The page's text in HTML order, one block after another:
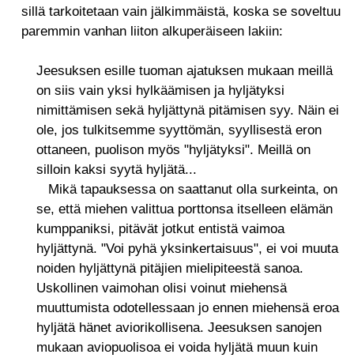
sillä tarkoitetaan vain jälkimmäistä, koska se soveltuu
paremmin vanhan liiton alkuperäiseen lakiin:
Jeesuksen esille tuoman ajatuksen mukaan meillä
on siis vain yksi hylkäämisen ja hyljätyksi
nimittämisen sekä hyljättynä pitämisen syy. Näin ei
ole, jos tulkitsemme syyttömän, syyllisestä eron
ottaneen, puolison myös "hyljätyksi". Meillä on
silloin kaksi syytä hyljätä...
Mikä tapauksessa on saattanut olla surkeinta, on
se, että miehen valittua porttonsa itselleen elämän
kumppaniksi, pitävät jotkut entistä vaimoa
hyljättynä. "Voi pyhä yksinkertaisuus", ei voi muuta
noiden hyljättynä pitäjien mielipiteestä sanoa.
Uskollinen vaimohan olisi voinut miehensä
muuttumista odotellessaan jo ennen miehensä eroa
hyljätä hänet aviorikollisena. Jeesuksen sanojen
mukaan aviopuolisoa ei voida hyljätä muun kuin